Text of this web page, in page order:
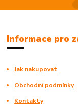
Informace pro
Jak nakupovat
Obchodní podmínky
Kontakty